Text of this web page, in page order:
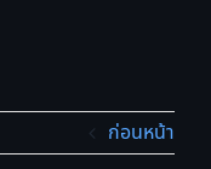
ก่อนหน้า